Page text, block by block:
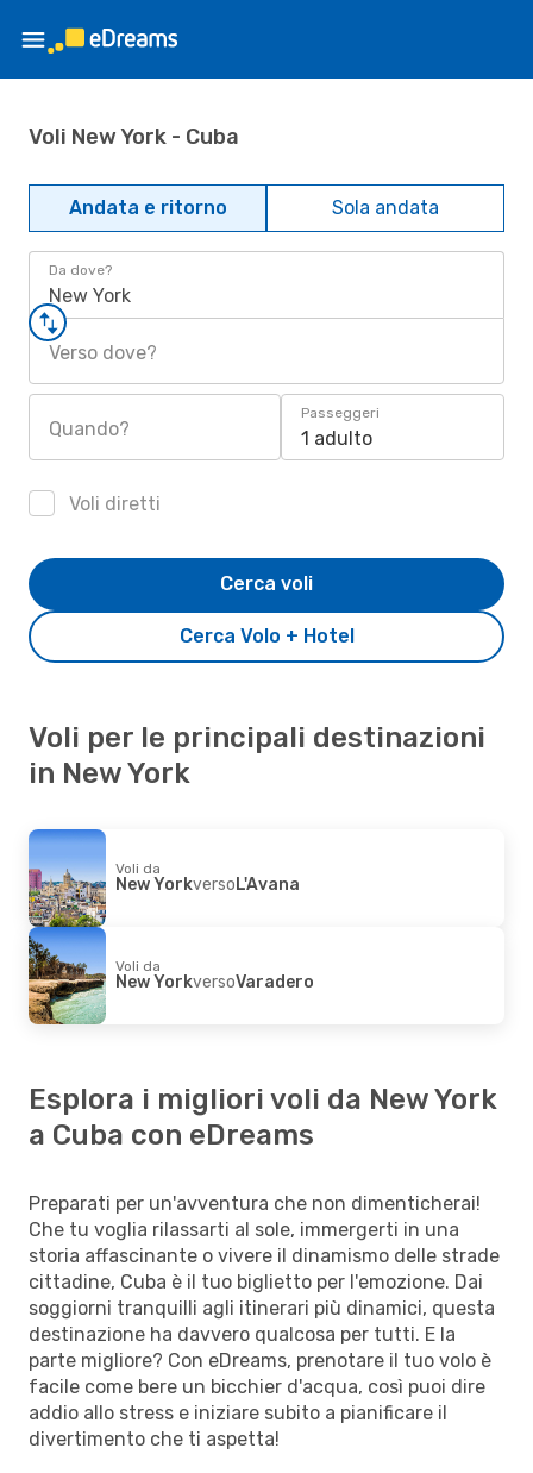
Voli New York - Cuba
Andata e ritorno Sola andata
Da dove?
New York
Verso dove?
Quando?
Passeggeri
1 adulto
Voli diretti
Cerca Volo + Hotel
Cerca voli
Voli per le principali destinazioni
in New York
Voli da
New YorkversoL'Avana
Voli da
New YorkversoVaradero
Esplora i migliori voli da New York
a Cuba con eDreams
Preparati per un'avventura che non dimenticherai!
Che tu voglia rilassarti al sole, immergerti in una
storia affascinante o vivere il dinamismo delle strade
cittadine, Cuba è il tuo biglietto per l'emozione. Dai
soggiorni tranquilli agli itinerari più dinamici, questa
destinazione ha davvero qualcosa per tutti. E la
parte migliore? Con eDreams, prenotare il tuo volo è
facile come bere un bicchier d'acqua, così puoi dire
addio allo stress e iniziare subito a pianificare il
divertimento che ti aspetta!